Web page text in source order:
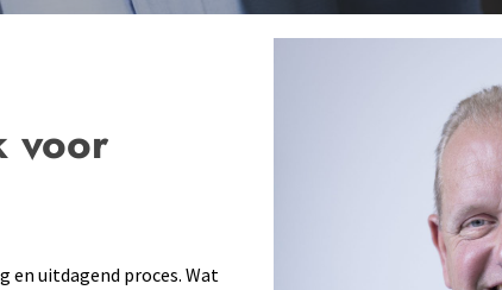
voor
en uitdagend proces. Wat